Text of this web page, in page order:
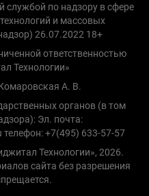
службой по надзору в сфере
и массовых
26.07.2022 18+
ответственностью
Технологии»
А. В.
органов (в том
Эл. почта:
+7(495) 633-57-57
Технологии», 2026.
сайта без разрешения